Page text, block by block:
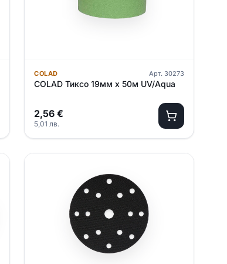
COLAD Арт. 30273
COLAD Тиксо 19мм х 50м UV/Aqua
2,56 €
5,01 лв.